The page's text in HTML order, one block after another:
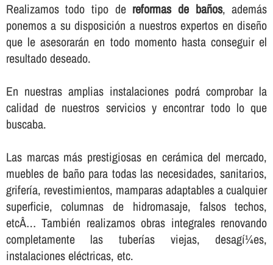
Realizamos todo tipo de reformas de baños, además
ponemos a su disposición a nuestros expertos en diseño
que le asesorarán en todo momento hasta conseguir el
resultado deseado.
En nuestras amplias instalaciones podrá comprobar la
calidad de nuestros servicios y encontrar todo lo que
buscaba.
Las marcas más prestigiosas en cerámica del mercado,
muebles de baño para todas las necesidades, sanitarios,
griferí­a, revestimientos, mamparas adaptables a cualquier
superficie, columnas de hidromasaje, falsos techos,
etcÂ… También realizamos obras integrales renovando
completamente las tuberí­as viejas, desagí¼es,
instalaciones eléctricas, etc.